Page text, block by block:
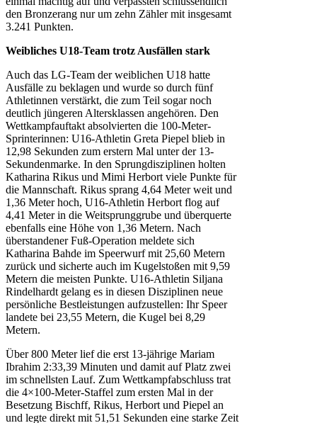
den Bronzerang nur um zehn Zähler mit insgesamt
3.241 Punkten.
Weibliches U18-Team trotz Ausfällen stark
Auch das LG-Team der weiblichen U18 hatte
Ausfälle zu beklagen und wurde so durch fünf
Athletinnen verstärkt, die zum Teil sogar noch
deutlich jüngeren Altersklassen angehören. Den
Wettkampfauftakt absolvierten die 100-Meter-
Sprinterinnen: U16-Athletin Greta Piepel blieb in
12,98 Sekunden zum erstern Mal unter der 13-
Sekundenmarke. In den Sprungdisziplinen holten
Katharina Rikus und Mimi Herbort viele Punkte für
die Mannschaft. Rikus sprang 4,64 Meter weit und
1,36 Meter hoch, U16-Athletin Herbort flog auf
4,41 Meter in die Weitsprunggrube und überquerte
ebenfalls eine Höhe von 1,36 Metern. Nach
überstandener Fuß-Operation meldete sich
Katharina Bahde im Speerwurf mit 25,60 Metern
zurück und sicherte auch im Kugelstoßen mit 9,59
Metern die meisten Punkte. U16-Athletin Siljana
Rindelhardt gelang es in diesen Disziplinen neue
persönliche Bestleistungen aufzustellen: Ihr Speer
landete bei 23,55 Metern, die Kugel bei 8,29
Metern.
Über 800 Meter lief die erst 13-jährige Mariam
Ibrahim 2:33,39 Minuten und damit auf Platz zwei
im schnellsten Lauf. Zum Wettkampfabschluss trat
die 4×100-Meter-Staffel zum ersten Mal in der
Besetzung Bischff, Rikus, Herbort und Piepel an
und legte direkt mit 51,51 Sekunden eine starke Zeit